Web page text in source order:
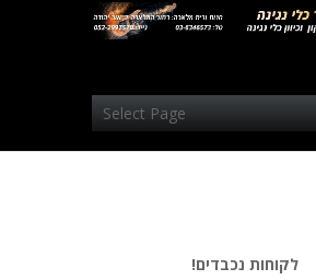
Select Page
לקוחות נכבדים!